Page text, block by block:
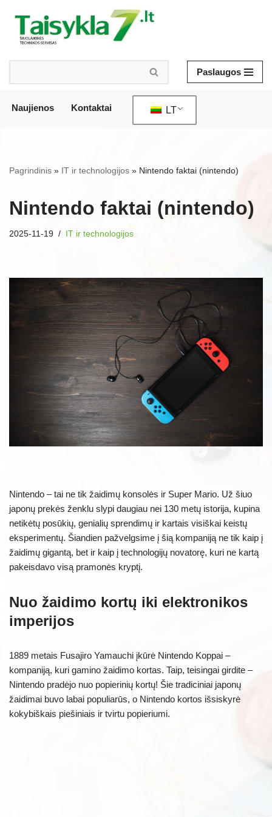
Pereiti
prie
turinio
Paslaugos
Naujienos Kontaktai LT
Pagrindinis » IT ir technologijos » Nintendo faktai (nintendo)
Nintendo faktai (nintendo)
2025-11-19 IT ir technologijos
Nintendo – tai ne tik žaidimų konsolės ir Super Mario. Už šiuo
japonų prekės ženklu slypi daugiau nei 130 metų istorija, kupina
netikėtų posūkių, genialių sprendimų ir kartais visiškai keistų
eksperimentų. Šiandien pažvelgsime į šią kompaniją ne tik kaip į
žaidimų gigantą, bet ir kaip į technologijų novatorę, kuri ne kartą
pakeisdavo visą pramonės kryptį.
Nuo žaidimo kortų iki elektronikos
imperijos
1889 metais Fusajiro Yamauchi įkūrė Nintendo Koppai –
kompaniją, kuri gamino žaidimo kortas. Taip, teisingai girdite –
Nintendo pradėjo nuo popierinių kortų! Šie tradiciniai japonų
žaidimai buvo labai populiarūs, o Nintendo kortos išsiskyrė
kokybiškais piešiniais ir tvirtu popieriumi.